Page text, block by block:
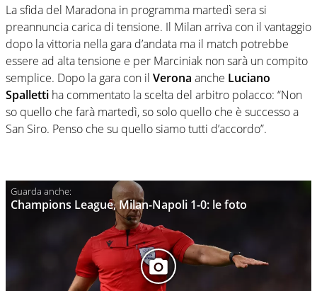
La sfida del Maradona in programma martedì sera si
preannuncia carica di tensione. Il Milan arriva con il vantaggio
dopo la vittoria nella gara d’andata ma il match potrebbe
essere ad alta tensione e per Marciniak non sarà un compito
semplice. Dopo la gara con il Verona anche Luciano
Spalletti ha commentato la scelta del arbitro polacco: “Non
so quello che farà martedì, so solo quello che è successo a
San Siro. Penso che su quello siamo tutti d’accordo”.
Champions League, Milan-Napoli 1-0: le foto